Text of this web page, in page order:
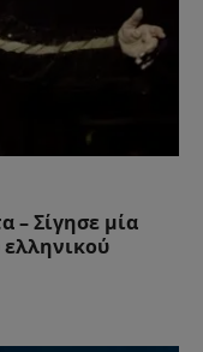
– Σίγησε μία